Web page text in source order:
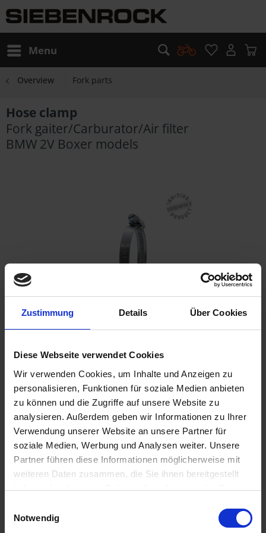
Zustimmung Details Über Cookies
Diese Webseite verwendet Cookies
Wir verwenden Cookies, um Inhalte und Anzeigen zu
personalisieren, Funktionen für soziale Medien anbieten
zu können und die Zugriffe auf unsere Website zu
analysieren. Außerdem geben wir Informationen zu Ihrer
Verwendung unserer Website an unsere Partner für
soziale Medien, Werbung und Analysen weiter. Unsere
Partner führen diese Informationen möglicherweise mit
weiteren Daten zusammen, die Sie ihnen bereitgestellt
haben oder die sie im Rahmen Ihrer Nutzung der Dienste
Cookies, wenn Sie unsere Webseite weiterhin nutzen.
Notwendig
Menu
Overview Fork parts
Hose clamp
Fork gaiter/Carburator/Air filter
BMW 2V Boxer models
Prices incl. VAT,plus shipping costs
Ready to ship today, Delivery time appr. 2-4 workdays within
Germany
Add to shopping cart
Remember Comment
part no.: 0712121
Stainless steel worm drive hose clamp. Adjustable from 47 -